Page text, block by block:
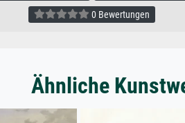
0 Bewertungen
Ähnliche